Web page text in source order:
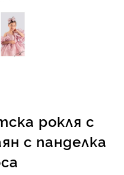
рокля с
с панделка